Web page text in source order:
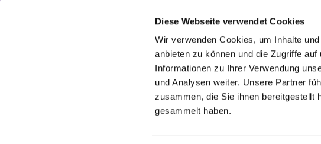
Diese Webseite verwendet Cookies
Wir verwenden Cookies, um Inhalte
anbieten zu können und die Zugriffe
Informationen zu Ihrer Verwendung
und Analysen weiter. Unsere Partner
zusammen, die Sie ihnen bereitgestellt
gesammelt haben.
Ev. Kirchengemeinde Staaken Pillnitzer Weg